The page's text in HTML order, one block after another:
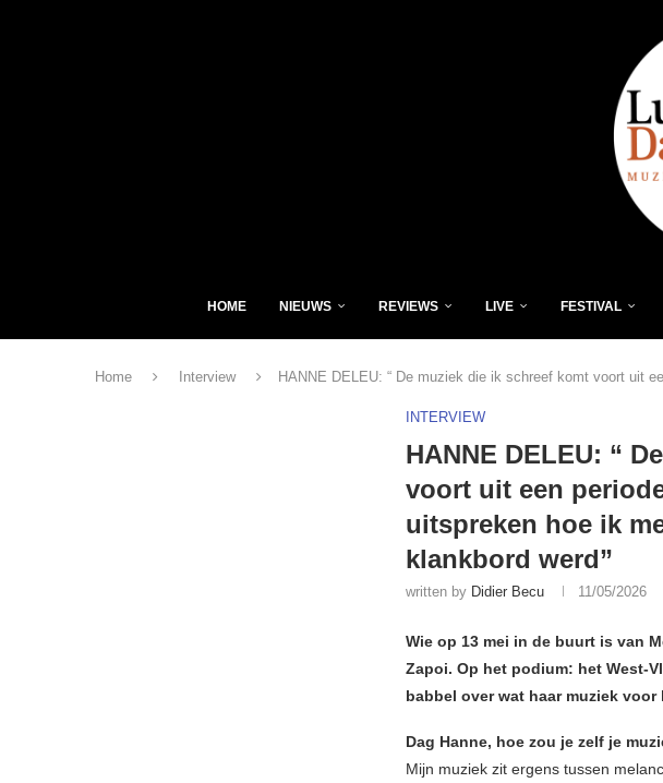
HOME NIEUWS REVIEWS LIVE FESTIVAL
Home Interview HANNE DELEU: “ De muziek die ik schreef komt voort uit
INTERVIEW
HANNE DELEU: “
voort uit een
uitspreken hoe ik
klankbord werd”
written by Didier Becu 11/05/2026
Wie op 13 mei in de buurt is van
Zapoi. Op het podium: het West-
babbel over wat haar muziek voor
Dag Hanne, hoe zou je zelf je
Mijn muziek zit ergens tussen